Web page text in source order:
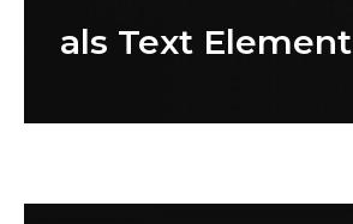
als Text Element